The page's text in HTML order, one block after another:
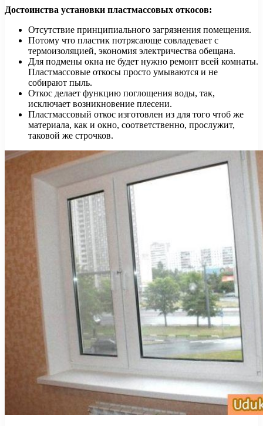
Достоинства установки пластмассовых откосов:
Отсутствие принципиального загрязнения помещения.
Потому что пластик потрясающе совладевает с
термоизоляцией, экономия электричества обещана.
Для подмены окна не будет нужно ремонт всей комнаты.
Пластмассовые откосы просто умываются и не
собирают пыль.
Откос делает функцию поглощения воды, так,
исключает возникновение плесени.
Пластмассовый откос изготовлен из для того чтоб же
материала, как и окно, соответственно, прослужит,
таковой же строчков.